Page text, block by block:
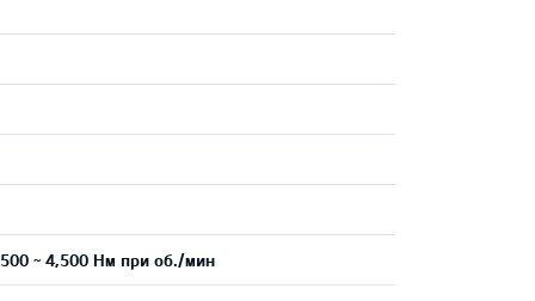
~ 4,500 Нм при об./мин